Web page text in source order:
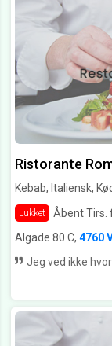
Ristorante
Kebab, Italiensk,
Lukket Åbent Tirs.
Algade 80 C, 4760
Jeg ved ikke hvorfor jeg på trods af en afstand på mindre en halvtreds meter fra hvor jeg bor. Ikke har